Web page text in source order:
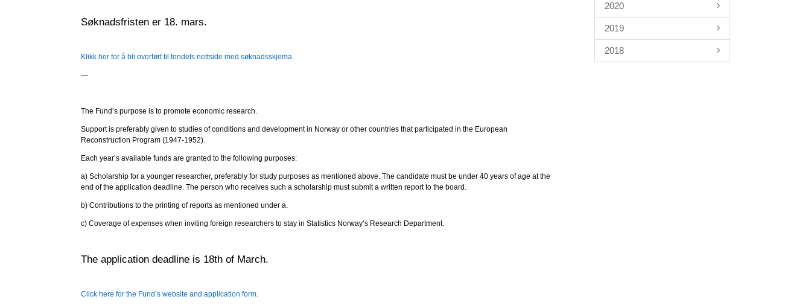
Søknadsfristen er 18. mars.
Klikk her for å bli overført til fondets nettside med søknadsskjema.
—
The Fund’s purpose is to promote economic research.
Support is preferably given to studies of conditions and development in Norway or other countries that participated in the European
Reconstruction Program (1947-1952).
Each year’s available funds are granted to the following purposes:
a) Scholarship for a younger researcher, preferably for study purposes as mentioned above. The candidate must be under 40 years of age at the
end of the application deadline. The person who receives such a scholarship must submit a written report to the board.
b) Contributions to the printing of reports as mentioned under a.
c) Coverage of expenses when inviting foreign researchers to stay in Statistics Norway’s Research Department.
The application deadline is 18th of March.
Click here for the Fund’s website and application form.
2020
2019
2018